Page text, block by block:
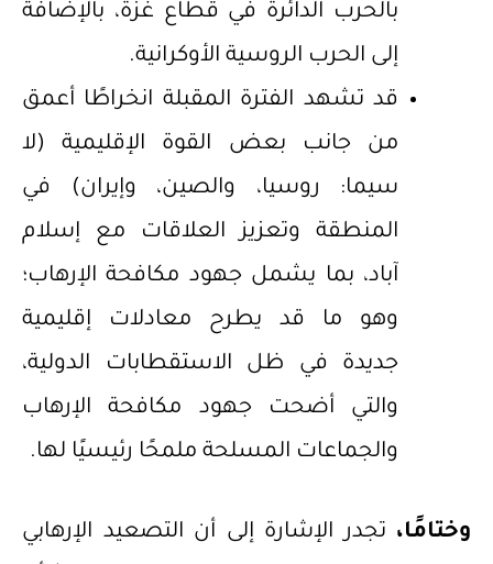
بالحرب الدائرة في قطاع غزة، بالإضافة
إلى الحرب الروسية الأوكرانية.
قد تشهد الفترة المقبلة انخراطًا أعمق
من جانب بعض القوة الإقليمية (لا
سيما: روسيا، والصين، وإيران) في
المنطقة وتعزيز العلاقات مع إسلام
آباد، بما يشمل جهود مكافحة الإرهاب؛
وهو ما قد يطرح معادلات إقليمية
جديدة في ظل الاستقطابات الدولية،
والتي أضحت جهود مكافحة الإرهاب
والجماعات المسلحة ملمحًا رئيسيًا لها.
وختامًا، تجدر الإشارة إلى أن التصعيد الإرهابي